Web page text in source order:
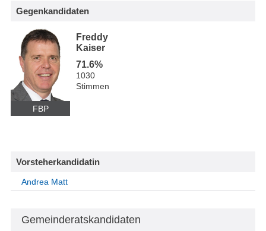
Gegenkandidaten
FBP
Freddy
Kaiser
71.6%
1030
Stimmen
Vorsteherkandidatin
Andrea Matt
Gemeinderatskandidaten